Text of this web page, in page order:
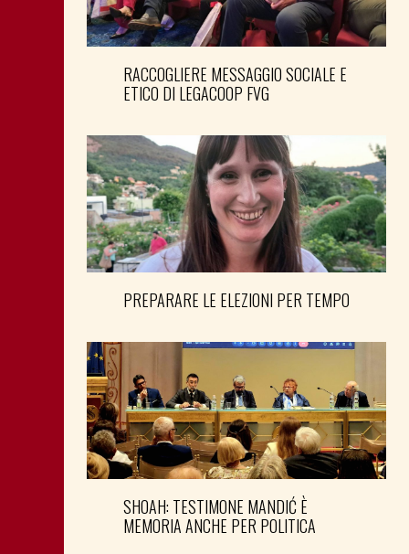
RACCOGLIERE MESSAGGIO SOCIALE E
ETICO DI LEGACOOP FVG
PREPARARE LE ELEZIONI PER TEMPO
SHOAH: TESTIMONE MANDIĆ È
MEMORIA ANCHE PER POLITICA